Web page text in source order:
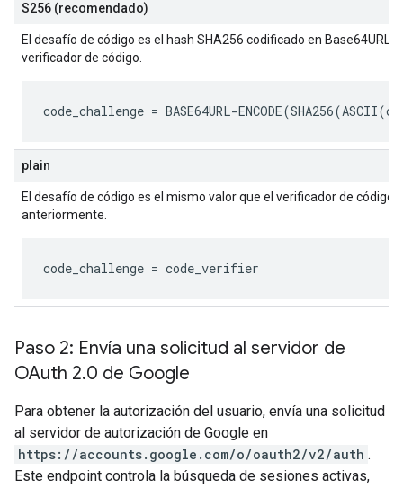
S256 (recomendado)
El desafío de código es el hash SHA256 codificado en Base64URL
verificador de código.
code_challenge = BASE64URL-ENCODE(SHA256(ASCII(
plain
El desafío de código es el mismo valor que el verificador de código
anteriormente.
code_challenge = code_verifier
Paso 2: Envía una solicitud al servidor de
OAuth 2.0 de Google
Para obtener la autorización del usuario, envía una solicitud
al servidor de autorización de Google en
https://accounts.google.com/o/oauth2/v2/auth .
Este endpoint controla la búsqueda de sesiones activas,